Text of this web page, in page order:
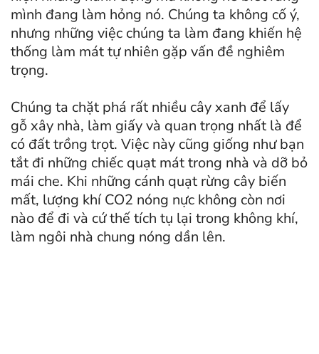
mình đang làm hỏng nó. Chúng ta không cố ý,
nhưng những việc chúng ta làm đang khiến hệ
thống làm mát tự nhiên gặp vấn đề nghiêm
trọng.
Chúng ta chặt phá rất nhiều cây xanh để lấy
gỗ xây nhà, làm giấy và quan trọng nhất là để
có đất trồng trọt. Việc này cũng giống như bạn
tắt đi những chiếc quạt mát trong nhà và dỡ bỏ
mái che. Khi những cánh quạt rừng cây biến
mất, lượng khí CO2 nóng nực không còn nơi
nào để đi và cứ thế tích tụ lại trong không khí,
làm ngôi nhà chung nóng dần lên.